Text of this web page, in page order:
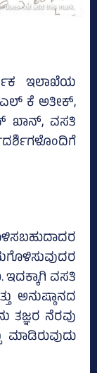
ಇಲಾಖೆಯ
ಎಲ್‌ ಕೆ ಅತೀಕ್,
ವಸತಿ
ಇದಕ್ಕಾಗಿ ವಸತಿ
ಅನುಷ್ಠಾನದ
ತಜ್ಞರ ನೆರವು